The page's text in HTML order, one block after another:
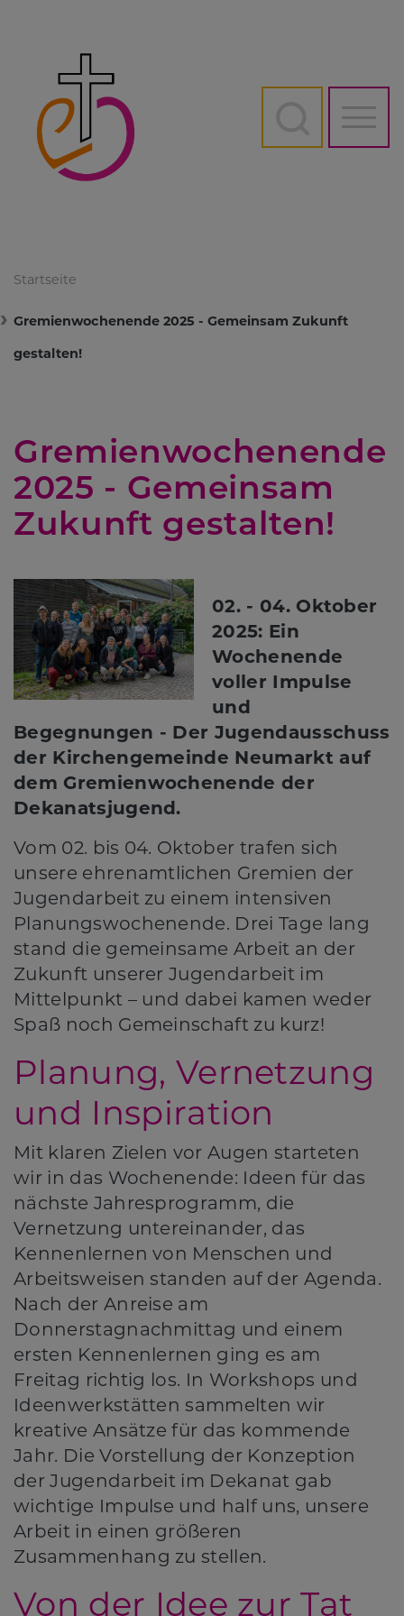
Inhalt
Startseite
Gremienwochenende 2025 - Gemeinsam Zukunft
gestalten!
Gremienwochenende
2025 - Gemeinsam
Zukunft gestalten!
02. - 04. Oktober
2025: Ein
Wochenende
voller Impulse
und
Begegnungen - Der Jugendausschuss
der Kirchengemeinde Neumarkt auf
dem Gremienwochenende der
Dekanatsjugend.
Vom 02. bis 04. Oktober trafen sich
unsere ehrenamtlichen Gremien der
Jugendarbeit zu einem intensiven
Planungswochenende. Drei Tage lang
stand die gemeinsame Arbeit an der
Zukunft unserer Jugendarbeit im
Mittelpunkt – und dabei kamen weder
Spaß noch Gemeinschaft zu kurz!
Planung, Vernetzung
und Inspiration
Mit klaren Zielen vor Augen starteten
wir in das Wochenende: Ideen für das
nächste Jahresprogramm, die
Vernetzung untereinander, das
Kennenlernen von Menschen und
Arbeitsweisen standen auf der Agenda.
Nach der Anreise am
Donnerstagnachmittag und einem
ersten Kennenlernen ging es am
Freitag richtig los. In Workshops und
Ideenwerkstätten sammelten wir
kreative Ansätze für das kommende
Jahr. Die Vorstellung der Konzeption
der Jugendarbeit im Dekanat gab
wichtige Impulse und half uns, unsere
Arbeit in einen größeren
Zusammenhang zu stellen.
Von der Idee zur Tat